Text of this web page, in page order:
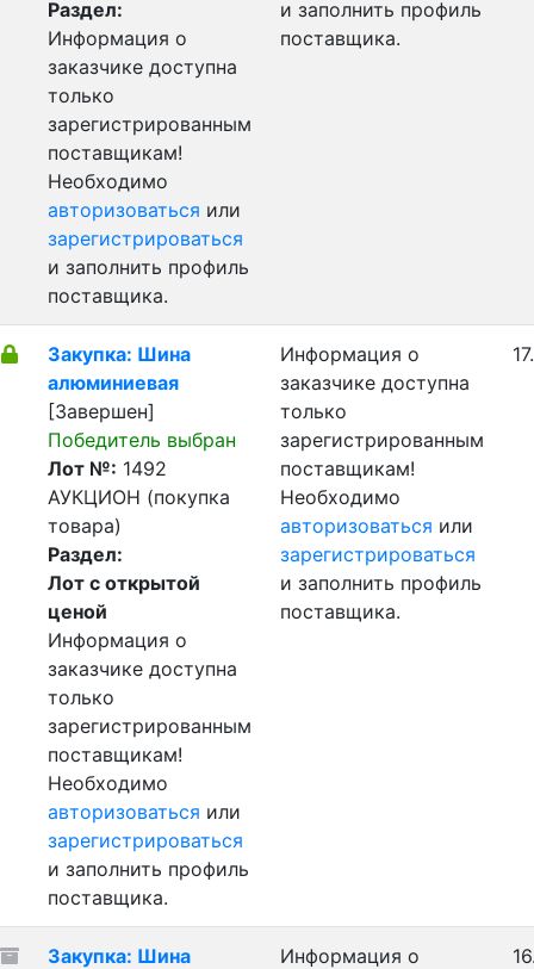
Раздел:
Информация о
заказчике доступна
только
зарегистрированным
поставщикам!
Необходимо
авторизоваться или
зарегистрироваться
и заполнить профиль
поставщика.
и заполнить профиль
поставщика.
Закупка: Шина
алюминиевая
[Завершен]
Победитель выбран
Лот №: 1492
АУКЦИОН (покупка
товара)
Раздел:
Лот с открытой
ценой
Информация о
заказчике доступна
только
зарегистрированным
поставщикам!
Необходимо
авторизоваться или
зарегистрироваться
и заполнить профиль
поставщика.
Информация о
заказчике доступна
только
зарегистрированным
поставщикам!
Необходимо
авторизоваться или
зарегистрироваться
и заполнить профиль
поставщика.
Закупка: Шина
Информация о